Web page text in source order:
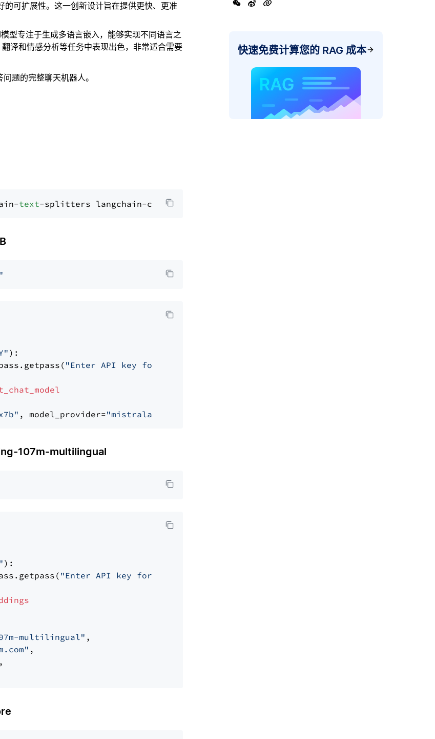
可扩展性。这一创新设计旨在提供更快、更准
型专注于生成多语言嵌入，能够实现不同语言之
译和情感分析等任务中表现出色，非常适合需要
题的完整聊天机器人。
text
):
"Enter API key for Mistral AI: "
, model_provider="mistralai"
107m-multilingual
):
"Enter API key for IBM watsonx: "
multilingual" ,
,
,
快速免费计算您的 RAG 成本